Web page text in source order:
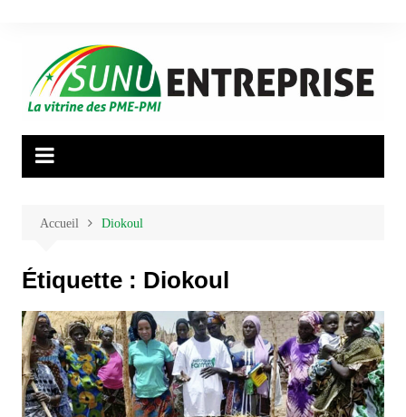
Accueil Diokoul
Étiquette : Diokoul